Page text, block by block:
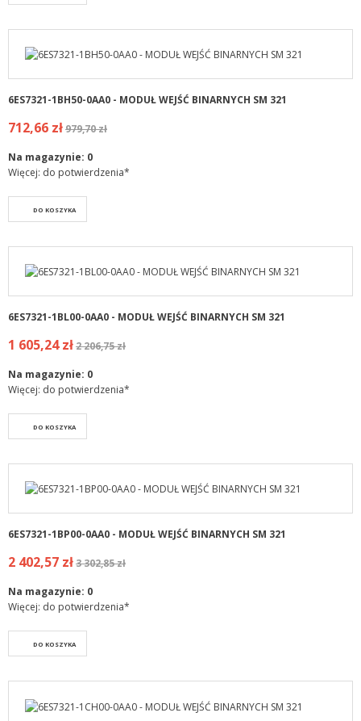
6ES7321-1BH50-0AA0 - MODUŁ WEJŚĆ BINARNYCH SM 321
712,66 zł979,70 zł
Na magazynie: 0
Więcej: do potwierdzenia*
DO KOSZYKA
6ES7321-1BL00-0AA0 - MODUŁ WEJŚĆ BINARNYCH SM 321
1 605,24 zł2 206,75 zł
Na magazynie: 0
Więcej: do potwierdzenia*
DO KOSZYKA
6ES7321-1BP00-0AA0 - MODUŁ WEJŚĆ BINARNYCH SM 321
2 402,57 zł3 302,85 zł
Na magazynie: 0
Więcej: do potwierdzenia*
DO KOSZYKA